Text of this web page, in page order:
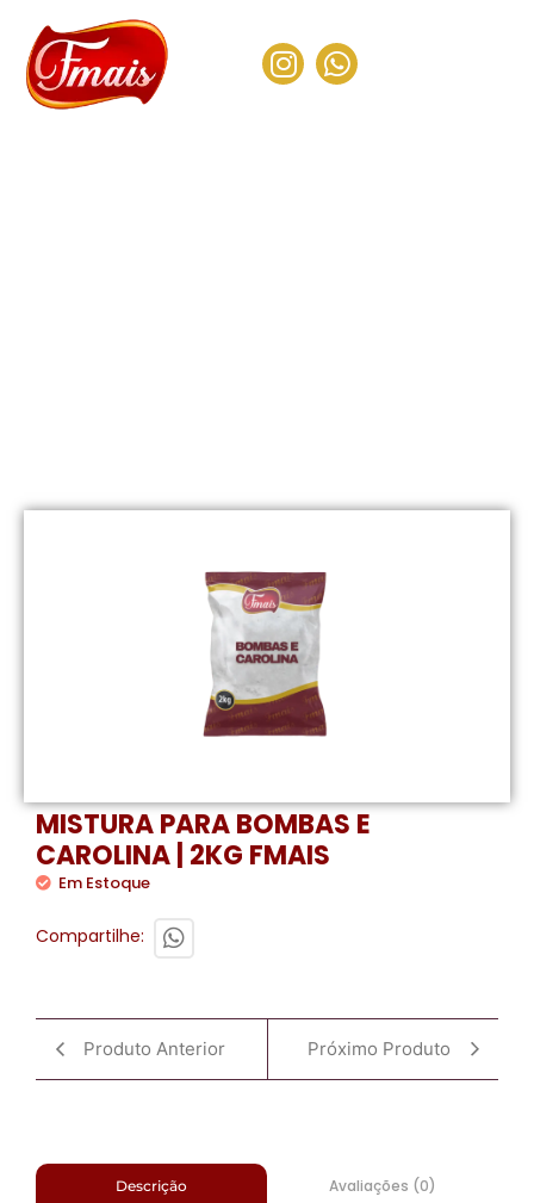
MISTURA PARA BOMBAS E
CAROLINA | 2KG FMAIS
Em Estoque
Compartilhe:
Produto Anterior Próximo Produto
Descrição Avaliações (0)